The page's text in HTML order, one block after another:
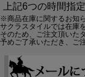
上記6つの時間指
※商品在庫に関するお知
サクラスタイルでは在庫
そのため、ご注文頂いた
予めご了承いただき、ご